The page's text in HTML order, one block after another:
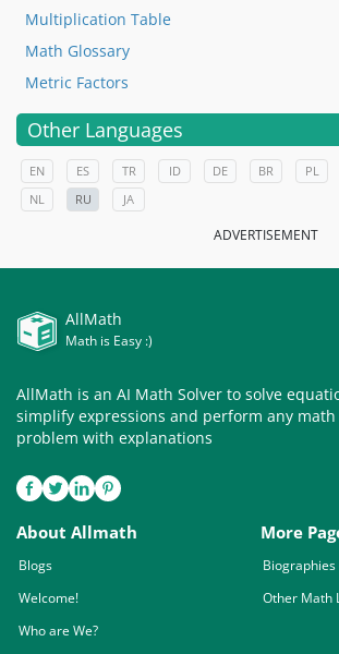
Multiplication Table
Math Glossary
Metric Factors
Other Languages
EN ES TR ID DE BR PL
NL
RU JA
ADVERTISEMENT
AllMath
Math is Easy :)
AllMath is an AI Math Solver to solve
simplify expressions and perform any math
problem with explanations
About Allmath
Blogs
Welcome!
Who are We?
More
Other Math